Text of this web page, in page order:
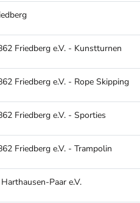
Friedberg e.V. - Kunstturnen
Friedberg e.V. - Rope Skipping
Friedberg e.V. - Sporties
Friedberg e.V. - Trampolin
Paar e.V.